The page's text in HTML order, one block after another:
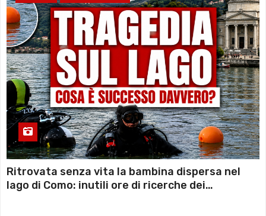
Ritrovata senza vita la bambina dispersa nel
lago di Como: inutili ore di ricerche dei